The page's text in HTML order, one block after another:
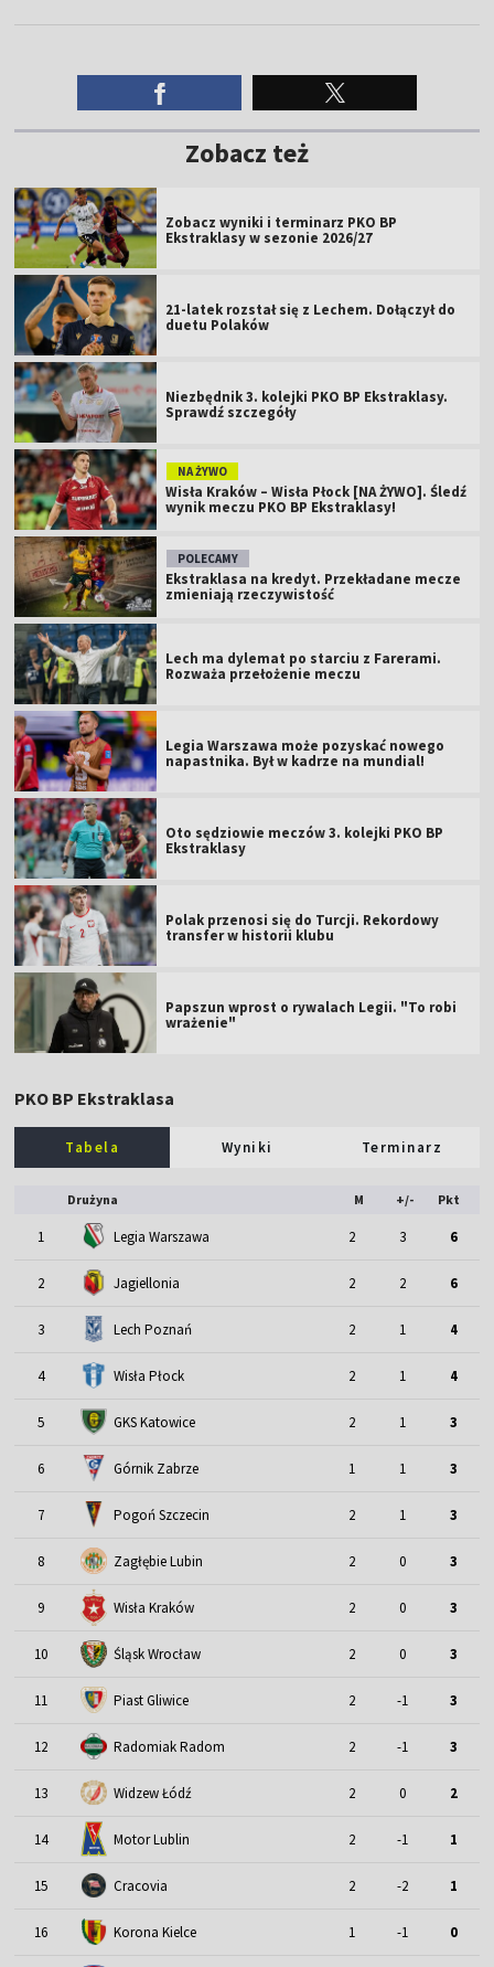
Zobacz też
Zobacz wyniki i terminarz PKO BP
Ekstraklasy w sezonie 2026/27
21-latek rozstał się z Lechem. Dołączył do
duetu Polaków
Niezbędnik 3. kolejki PKO BP Ekstraklasy.
Sprawdź szczegóły
NA ŻYWO
Wisła Kraków – Wisła Płock [NA ŻYWO]. Śledź
wynik meczu PKO BP Ekstraklasy!
POLECAMY
Ekstraklasa na kredyt. Przekładane mecze
zmieniają rzeczywistość
Lech ma dylemat po starciu z Farerami.
Rozważa przełożenie meczu
Legia Warszawa może pozyskać nowego
napastnika. Był w kadrze na mundial!
Oto sędziowie meczów 3. kolejki PKO BP
Ekstraklasy
Polak przenosi się do Turcji. Rekordowy
transfer w historii klubu
Papszun wprost o rywalach Legii. "To robi
wrażenie"
PKO BP Ekstraklasa
Tabela Wyniki Terminarz
Drużyna M +/- Pkt
1 Legia Warszawa 2 3 6
2 Jagiellonia 2 2 6
3 Lech Poznań 2 1 4
4 Wisła Płock 2 1 4
5 GKS Katowice 2 1 3
6 Górnik Zabrze 1 1 3
7 Pogoń Szczecin 2 1 3
8 Zagłębie Lubin 2 0 3
9 Wisła Kraków 2 0 3
10 Śląsk Wrocław 2 0 3
11 Piast Gliwice 2 -1 3
12 Radomiak Radom 2 -1 3
13 Widzew Łódź 2 0 2
14 Motor Lublin 2 -1 1
15 Cracovia 2 -2 1
16 Korona Kielce 1 -1 0